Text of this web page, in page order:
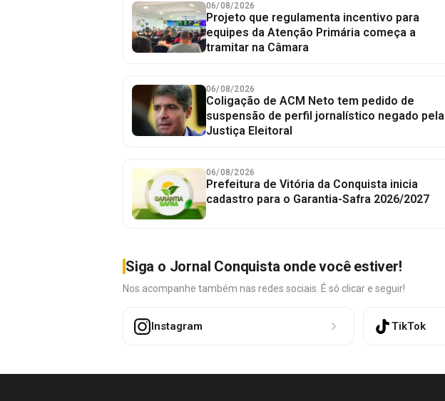
06/08/2026
Projeto que regulamenta incentivo para
equipes da Atenção Primária começa a
tramitar na Câmara
06/08/2026
Coligação de ACM Neto tem pedido de
suspensão de perfil jornalístico negado pela
Justiça Eleitoral
06/08/2026
Prefeitura de Vitória da Conquista inicia
cadastro para o Garantia-Safra 2026/2027
Siga o Jornal Conquista onde você estiver!
Nos acompanhe também nas redes sociais. É só clicar e seguir!
Instagram TikTok